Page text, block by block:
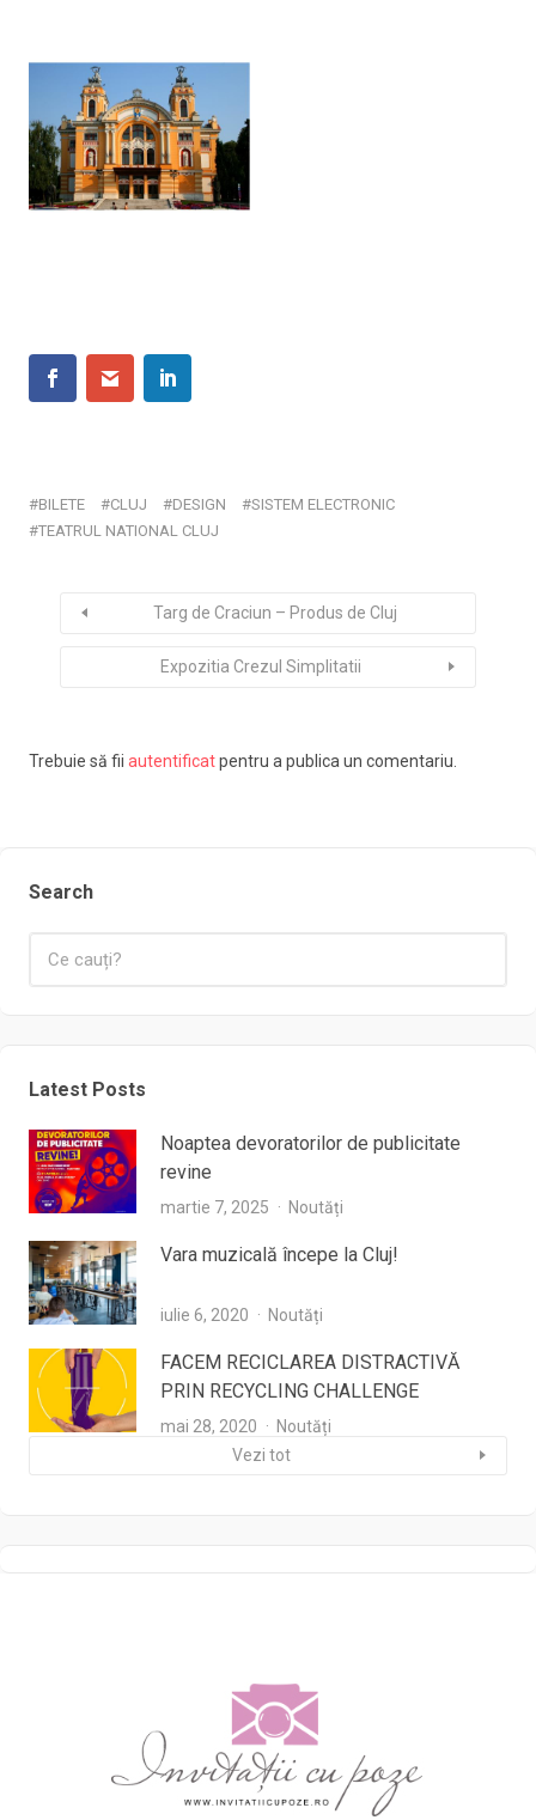
BILETE CLUJ DESIGN
SISTEM ELECTRONIC
TEATRUL NATIONAL CLUJ
Targ de Craciun – Produs de Cluj
Expozitia Crezul Simplitatii
Trebuie să fii autentificatpentru a publica un comentariu.
Search
Latest Posts
Noaptea devoratorilor de publicitate
revine
martie 7, 2025 Noutăți
Vara muzicală începe la Cluj!
iulie 6, 2020 Noutăți
FACEM RECICLAREA DISTRACTIVĂ
PRIN RECYCLING CHALLENGE
mai 28, 2020
Noutăți
Vezi tot